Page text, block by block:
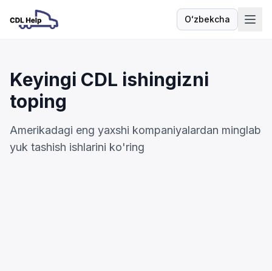
Oʻzbekcha
Til
Keyingi CDL ishingizni
toping
Amerikadagi eng yaxshi kompaniyalardan minglab
yuk tashish ishlarini ko'ring